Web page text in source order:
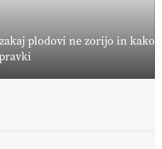
plodovi ne zorijo in kako